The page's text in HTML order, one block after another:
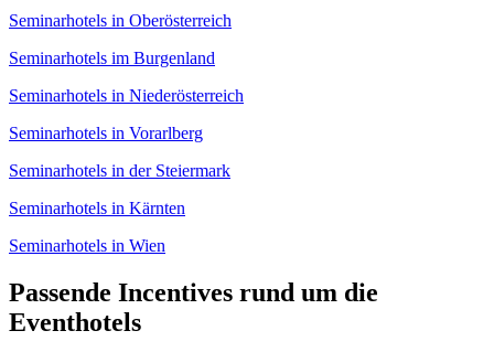
Seminarhotels in Oberösterreich
Seminarhotels im Burgenland
Seminarhotels in Niederösterreich
Seminarhotels in Vorarlberg
Seminarhotels in der Steiermark
Seminarhotels in Kärnten
Seminarhotels in Wien
Passende Incentives rund um die
Eventhotels